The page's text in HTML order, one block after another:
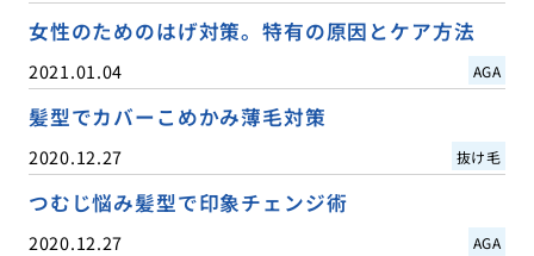
女性のためのはげ対策。特有の原因とケア方法
2021.01.04 AGA
髪型でカバーこめかみ薄毛対策
2020.12.27 抜け毛
つむじ悩み髪型で印象チェンジ術
2020.12.27 AGA